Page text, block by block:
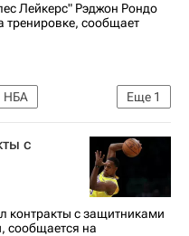
Лейкерс" Рэджон Рондо
тренировке, сообщает
Еще 1
НБА
с
контракты с защитниками
сообщается на